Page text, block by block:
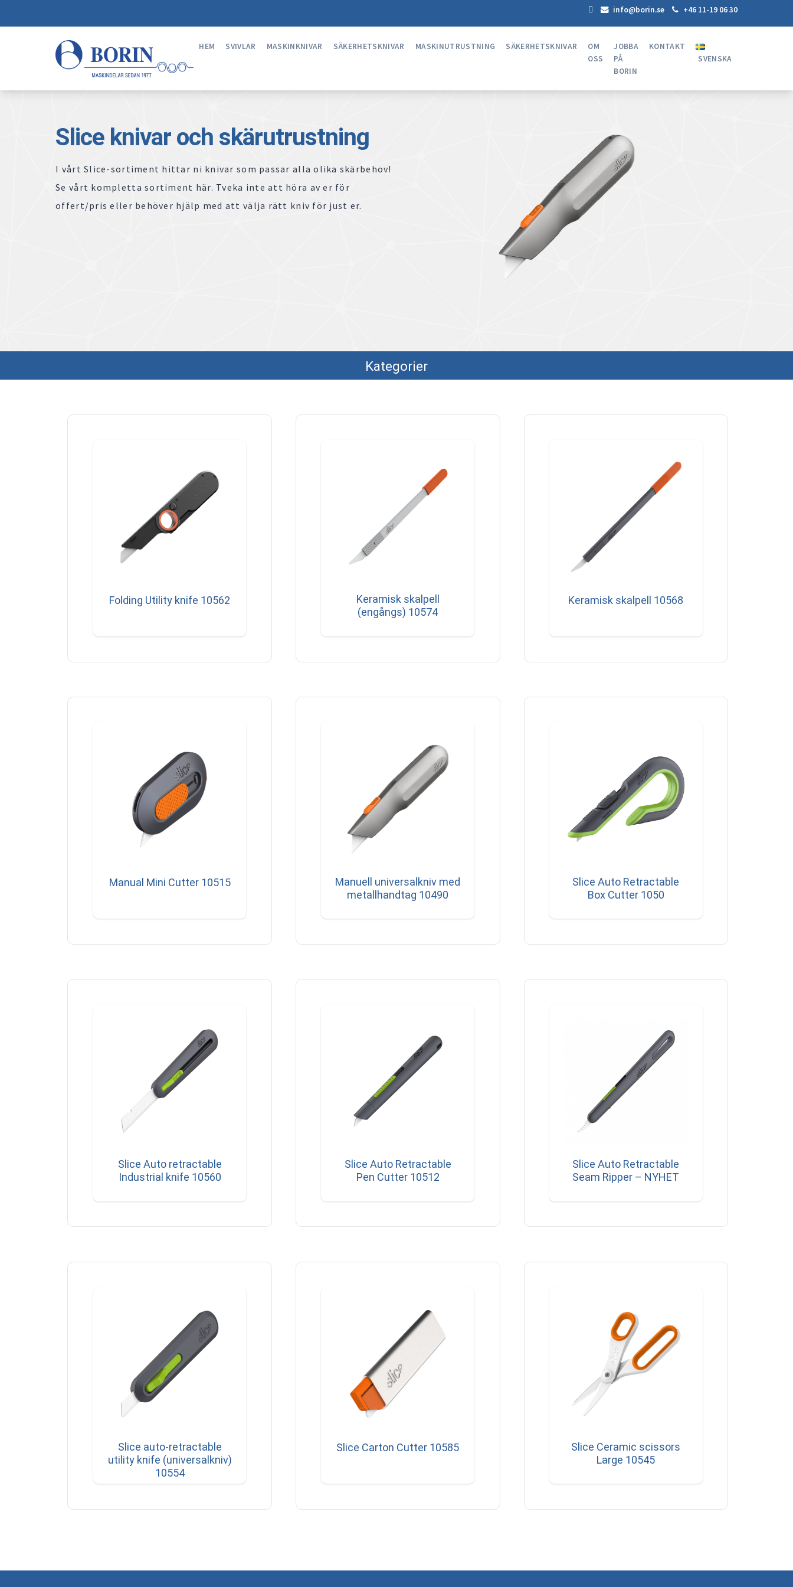
info@borin.se +46 11-19 06 30
HEM SVIVLAR MASKINKNIVAR SÄKERHETSKNIVAR MASKINUTRUSTNING SÄKERHETSKNIVAR
OM
OSS
JOBBA
PÅ
BORIN
KONTAKT
SVENSKA
Slice knivar och skärutrustning
I vårt Slice-sortiment hittar ni knivar som passar alla olika skärbehov!
Se vårt kompletta sortiment här. Tveka inte att höra av er för
offert/pris eller behöver hjälp med att välja rätt kniv för just er.
Kategorier
Folding Utility knife 10562
Keramisk skalpell
(engångs) 10574
Keramisk skalpell 10568
Manual Mini Cutter 10515
Manuell universalkniv med
metallhandtag 10490
Slice Auto Retractable
Box Cutter 1050
Slice Auto retractable
Industrial knife 10560
Slice Auto Retractable
Pen Cutter 10512
Slice Auto Retractable
Seam Ripper – NYHET
Slice auto-retractable
utility knife (universalkniv)
10554
Slice Carton Cutter 10585
Slice Ceramic scissors
Large 10545